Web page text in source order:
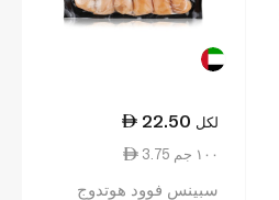
22.50 لكل
3.75 ١٠٠ جم
سبينس فوود هوتدوج